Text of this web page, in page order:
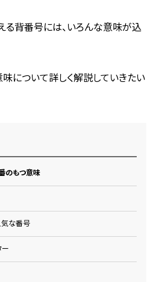
る背番号には、いろんな意味が込
について詳しく解説していきたい
のもつ意味
な番号
ー